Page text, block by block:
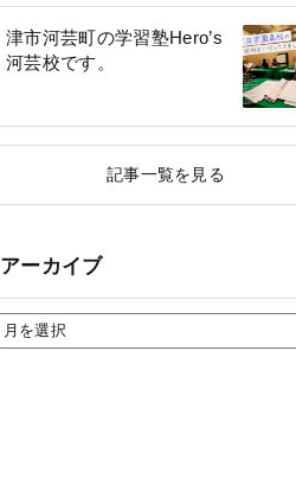
津市河芸町の学習塾Hero’s
河芸校です。
記事一覧を見る
アーカイブ